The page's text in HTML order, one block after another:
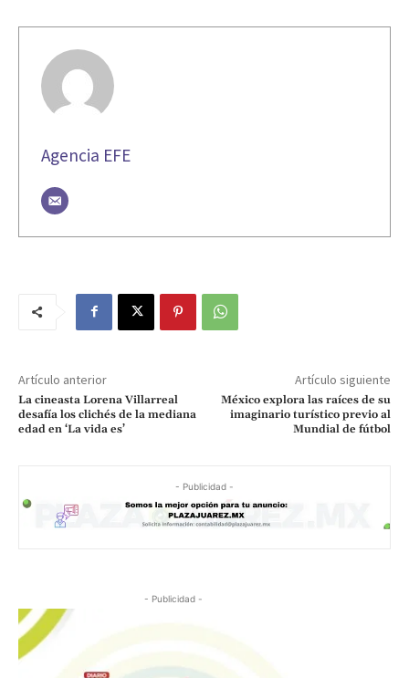
Agencia EFE
Artículo anterior
La cineasta Lorena Villarreal
desafía los clichés de la mediana
edad en ‘La vida es’
Artículo siguiente
México explora las raíces de su
imaginario turístico previo al
Mundial de fútbol
- Publicidad -
- Publicidad -